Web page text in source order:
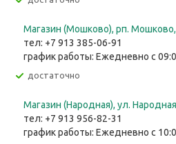
Магазин (Мошково), рп. Мошково,
тел: +7 913 385-06-91
график работы: Ежедневно с
Достаточно
Магазин (Народная), ул.
тел: +7 913 956-82-31
график работы: Ежедневно с